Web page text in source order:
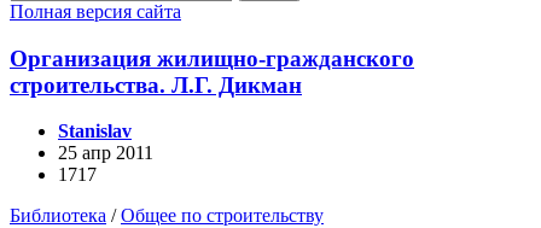
Полная версия сайта
Организация жилищно-гражданского
строительства. Л.Г. Дикман
Stanislav
25 апр 2011
1717
Библиотека /Общее по строительству